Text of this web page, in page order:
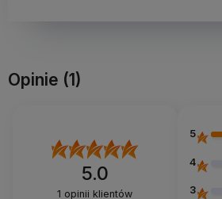
Opinie (1)
5.0
1 opinii klientów
5
4
3